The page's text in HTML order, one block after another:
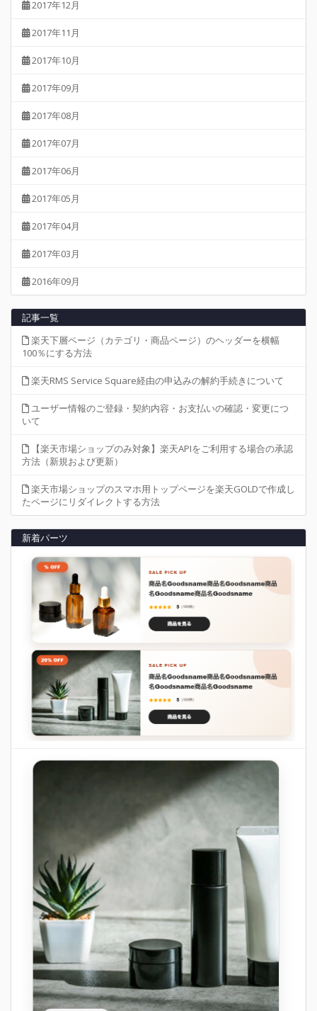
2017年12月
2017年11月
2017年10月
2017年09月
2017年08月
2017年07月
2017年06月
2017年05月
2017年04月
2017年03月
2016年09月
記事一覧
楽天下層ページ（カテゴリ・商品ページ）のヘッダーを横幅
100％にする方法
楽天RMS Service Square経由の申込みの解約手続きについて
ユーザー情報のご登録・契約内容・お支払いの確認・変更につ
いて
【楽天市場ショップのみ対象】楽天APIをご利用する場合の承認
方法（新規および更新）
楽天市場ショップのスマホ用トップページを楽天GOLDで作成し
たページにリダイレクトする方法
新着パーツ